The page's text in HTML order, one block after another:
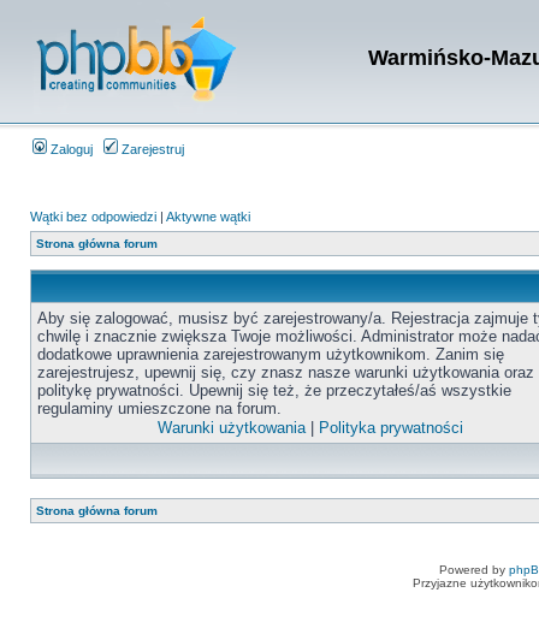
Warmińsko-
Zaloguj Zarejestruj
Wątki bez odpowiedzi | Aktywne wątki
Strona główna forum
Aby się zalogować, musisz być zarejestrowany/a. Rejestracja zajmuje
chwilę i znacznie zwiększa Twoje możliwości. Administrator może
dodatkowe uprawnienia zarejestrowanym użytkownikom. Zanim się
zarejestrujesz, upewnij się, czy znasz nasze warunki użytkowania oraz
politykę prywatności. Upewnij się też, że przeczytałeś/aś wszystkie
regulaminy umieszczone na forum.
Warunki użytkowania| Polityka prywatności
Strona główna forum
Powered by
Przyjazne